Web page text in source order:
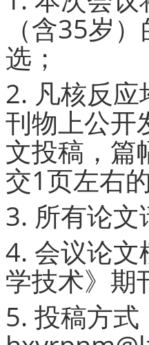
（含35岁
选；
2. 凡核反
刊物上公开
文投稿，
交1页左右
3. 所有论
4. 会议论
学技术》
5. 投稿方